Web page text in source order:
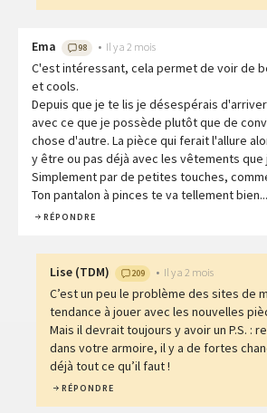
Ema 98 • Il y a 2 mois
C'est intéressant, cela permet de voir de
et cools.
Depuis que je te lis je désespérais
avec ce que je possède plutôt que de
chose d'autre. La pièce qui ferait l'allure
y être ou pas déjà avec les vêtements que
Simplement par de petites touches,
Ton pantalon à pinces te va tellement bien...
RÉPONDRE
Lise (TDM) 209 • Il y a 2 mois
C’est un peu le problème des sites de
tendance à jouer avec les nouvelles
Mais il devrait toujours y avoir un P.S. :
dans votre armoire, il y a de fortes
déjà tout ce qu’il faut !
RÉPONDRE